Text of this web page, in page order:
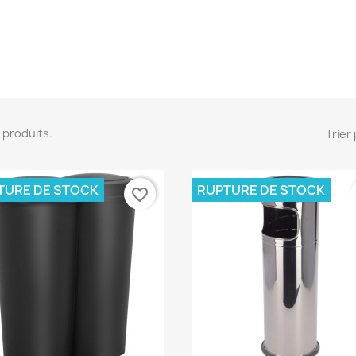
produits. Trier
DE STOCK favorite_border RUPTURE DE STOCK